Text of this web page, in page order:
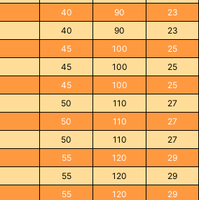
40 90
23
40 90
23
45 100
25
45 100
25
45 100
25
50 110
27
50 110
27
50 110
27
55 120
29
55 120
29
55 120
29